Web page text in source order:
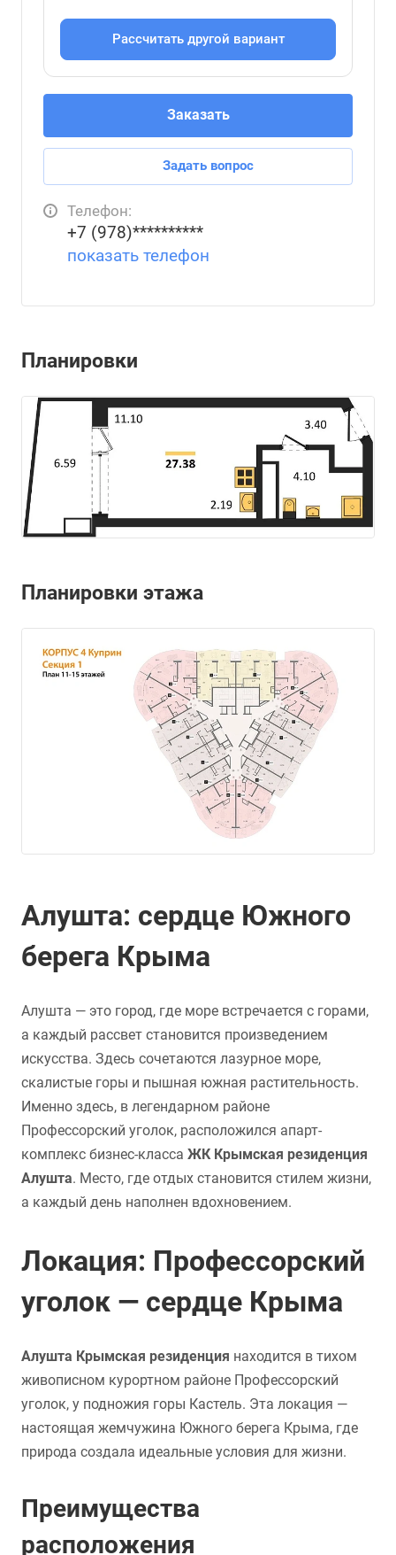
Рассчитать другой вариант
Заказать
Задать вопрос
Телефон:
+7 (978)**********
показать телефон
Планировки
Планировки этажа
Алушта: сердце Южного
берега Крыма
Алушта — это город, где море встречается с горами,
а каждый рассвет становится произведением
искусства. Здесь сочетаются лазурное море,
скалистые горы и пышная южная растительность.
Именно здесь, в легендарном районе
Профессорский уголок, расположился апарт-
комплекс бизнес-класса ЖК Крымская резиденция
Алушта. Место, где отдых становится стилем жизни,
а каждый день наполнен вдохновением.
Локация: Профессорский
уголок — сердце Крыма
Алушта Крымская резиденция находится в тихом
живописном курортном районе Профессорский
уголок, у подножия горы Кастель. Эта локация —
настоящая жемчужина Южного берега Крыма, где
природа создала идеальные условия для жизни.
Преимущества
расположения